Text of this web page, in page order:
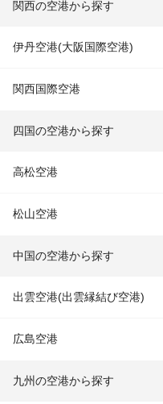
関西の空港から探す
伊丹空港(大阪国際空港)
関西国際空港
四国の空港から探す
高松空港
松山空港
中国の空港から探す
出雲空港(出雲縁結び空港)
広島空港
九州の空港から探す